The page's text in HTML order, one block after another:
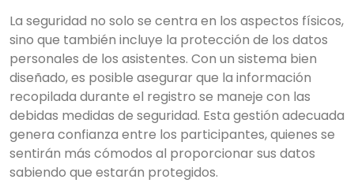
La seguridad no solo se centra en los aspectos físicos,
sino que también incluye la protección de los datos
personales de los asistentes. Con un sistema bien
diseñado, es posible asegurar que la información
recopilada durante el registro se maneje con las
debidas medidas de seguridad. Esta gestión adecuada
genera confianza entre los participantes, quienes se
sentirán más cómodos al proporcionar sus datos
sabiendo que estarán protegidos.